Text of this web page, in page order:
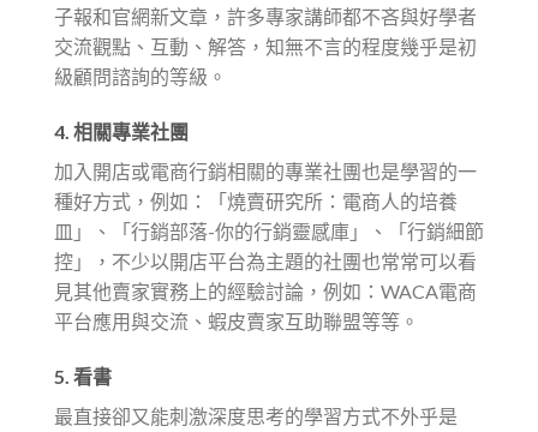
子報和官網新文章，許多專家講師都不吝與好學者
交流觀點、互動、解答，知無不言的程度幾乎是初
級顧問諮詢的等級。
4. 相關專業社團
加入開店或電商行銷相關的專業社團也是學習的一
種好方式，例如：「燒賣研究所：電商人的培養
皿」、「行銷部落-你的行銷靈感庫」、「行銷細節
控」，不少以開店平台為主題的社團也常常可以看
見其他賣家實務上的經驗討論，例如：WACA電商
平台應用與交流、蝦皮賣家互助聯盟等等。
5. 看書
最直接卻又能刺激深度思考的學習方式不外乎是